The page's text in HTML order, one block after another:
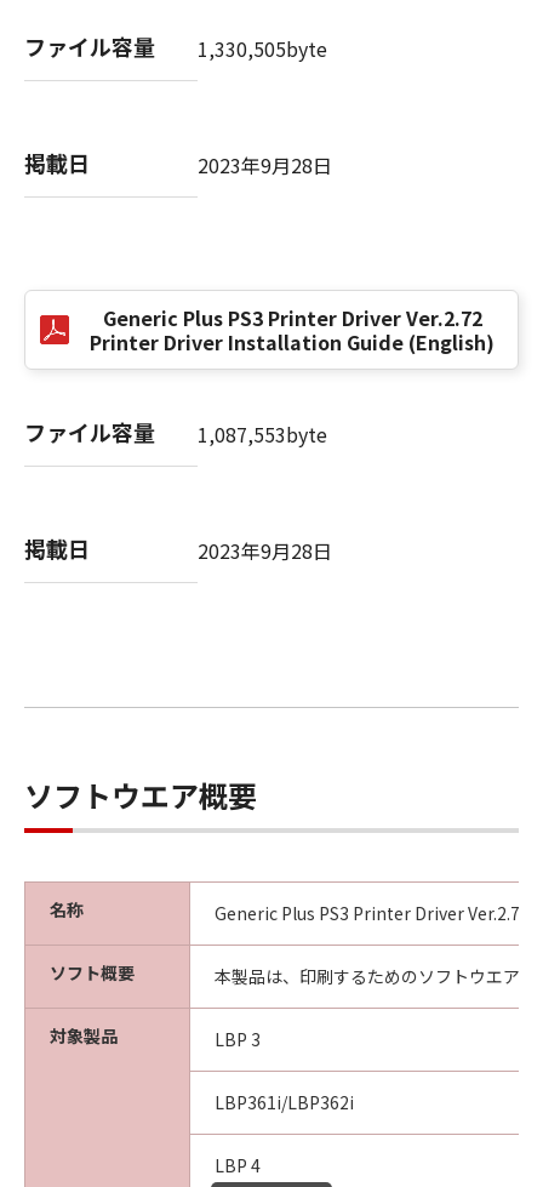
本契約書のいずれかの条項またはその一部が法
律により無効であると決定された場合でも、そ
キヤノン株式会社
No. I010G021619
ファイル容量 1,330,505byte
掲載日 2023年9月28日
Generic Plus PS3 Printer Driver Ver.2.72
Printer Driver Installation Guide (English)
ファイル容量 1,087,553byte
掲載日 2023年9月28日
ソフトウエア概要
名称 Generic Plus PS3 Printer Driver Ver.2.72
ソフト概要 本製品は、印刷するためのソフトウエアで
対象製品 LBP 3
LBP361i/LBP362i
LBP 4